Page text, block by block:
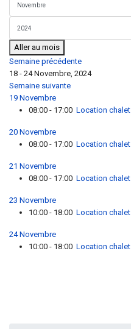
Aller au mois
Semaine précédente
18 - 24 Novembre, 2024
Semaine suivante
19 Novembre
08:00 - 17:00 Location chalet
20 Novembre
08:00 - 17:00 Location chalet
21 Novembre
08:00 - 17:00 Location chalet
23 Novembre
10:00 - 18:00 Location chalet
24 Novembre
10:00 - 18:00 Location chalet